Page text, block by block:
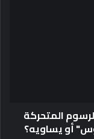
المتحركة